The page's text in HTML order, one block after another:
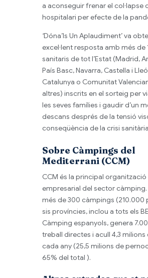
a aconseguir frenar el col·lapse
hospitalari per efecte de la
‘Dóna’ls Un Aplaudiment’ va
excel·lent resposta amb més de
sanitaris de tot l’Estat (Madrid,
País Basc, Navarra, Castella i
Catalunya o Comunitat
altres) inscrits en el sorteig per
les seves famílies i gaudir d’un
descans després de la tensió
conseqüència de la crisi
Sobre Càmpings del
Mediterrani (CCM)
CCM és la principal organització
empresarial del sector
més de 300 càmpings (210.000
sis províncies, inclou a tots els
Càmping espanyols, genera
treball directes i acull 4,3 milions
cada any (25,5 milions de
65% del total ).